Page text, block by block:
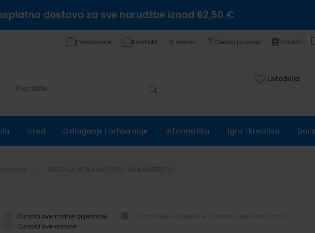
dostava za sve narudžbe iznad 62,50 €
Poslovnice Kontakt O nama Česta pitanja Vodiči
Lista želja
Ured Odlaganje i arhiviranje Informatika Igra i kreativa
Označi sve radne bilježnice
Označi sve omote